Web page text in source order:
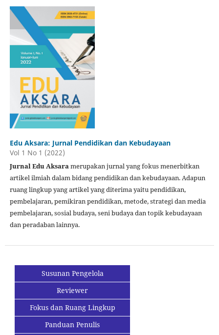
Edu Aksara: Jurnal Pendidikan dan Kebudayaan
Vol 1 No 1 (2022)
Jurnal Edu Aksaramerupakan jurnal yang fokus menerbitkan
artikel ilmiah dalam bidang pendidikan dan kebudayaan. Adapun
ruang lingkup yang artikel yang diterima yaitu pendidikan,
pembelajaran, pemikiran pendidikan, metode, strategi dan media
pembelajaran, sosial budaya, seni budaya dan topik kebudayaan
dan peradaban lainnya.
Susunan Pengelola
Reviewer
Fokus dan Ruang Lingkup
Panduan Penulis